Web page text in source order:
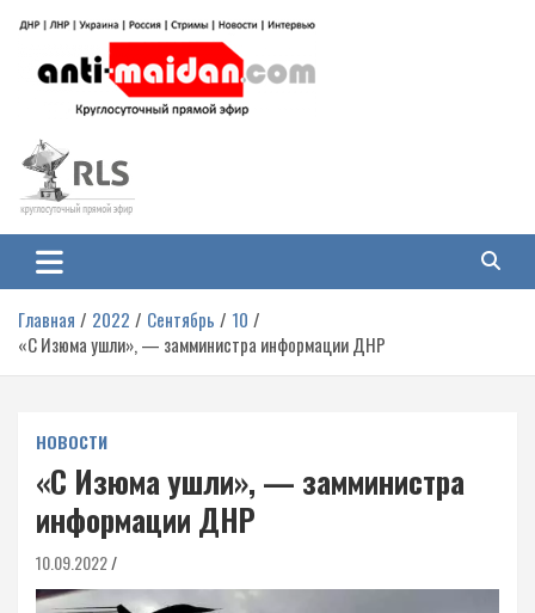
содержимому
Антимайдан: Гражданская война
на Украине
гражданской войне на Украине, включая события в Новороссии, ДНР,
ЛНР и других регионах.
Главная 2022 Сентябрь
10
«С Изюма ушли», — замминистра информации ДНР
НОВОСТИ
«С Изюма ушли», — замминистра
информации ДНР
10.09.2022